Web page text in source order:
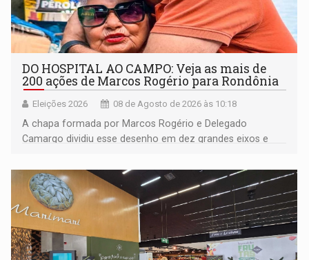
DO HOSPITAL AO CAMPO: Veja as mais de
200 ações de Marcos Rogério para Rondônia
Eleições 2026 08 de Agosto de 2026 às 10:18
A chapa formada por Marcos Rogério e Delegado
Camargo dividiu esse desenho em dez grandes eixos e